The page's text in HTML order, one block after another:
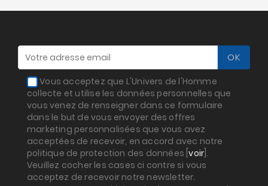
Vous acceptez que L'Univers de l'Homme
collecte et utilise les données personnelles que
vous venez de renseigner dans ce formulaire
dans le but de vous envoyer des offres
marketing personnalisées que vous avez
acceptées de recevoir, en accord avec notre
politique de protection des données [voir ].
Veuillez cocher les cases ci contre si vous
acceptez de recevoir notre newsletter.